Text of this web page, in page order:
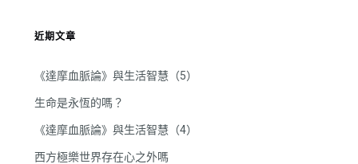
近期文章
《達摩血脈論》與生活智慧（5）
生命是永恆的嗎？
《達摩血脈論》與生活智慧（4）
西方極樂世界存在心之外嗎